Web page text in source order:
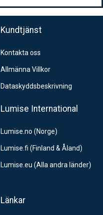
Kundtjänst
Kontakta oss
Allmänna Villkor
Dataskyddsbeskrivning
Lumise International
Lumise.no (Norge)
Lumise.fi (Finland & Åland)
Lumise.eu (Alla andra länder)
Länkar